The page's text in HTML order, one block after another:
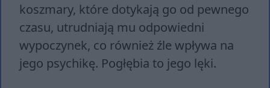
koszmary, które dotykają go od pewnego
czasu, utrudniają mu odpowiedni
wypoczynek, co również źle wpływa na
jego psychikę. Pogłębia to jego lęki.